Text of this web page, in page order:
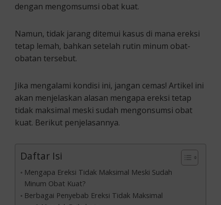
dengan mengomsumsi obat kuat.
Namun, tidak jarang ditemui kasus di mana ereksi
tetap lemah, bahkan setelah rutin minum obat-
obatan tersebut.
Jika mengalami kondisi ini, jangan cemas! Artikel ini
akan menjelaskan alasan mengapa ereksi tetap
tidak maksimal meski sudah mengonsumsi obat
kuat. Berikut penjelasannya.
Daftar Isi
Mengapa Ereksi Tidak Maksimal Meski Sudah
Minum Obat Kuat?
Berbagai Penyebab Ereksi Tidak Maksimal